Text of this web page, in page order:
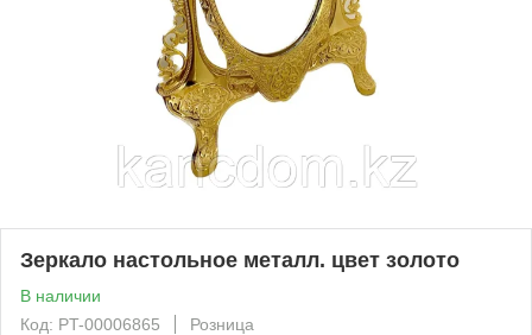
Зеркало настольное металл. цвет золото
В наличии
Код: PT-00006865
Розница